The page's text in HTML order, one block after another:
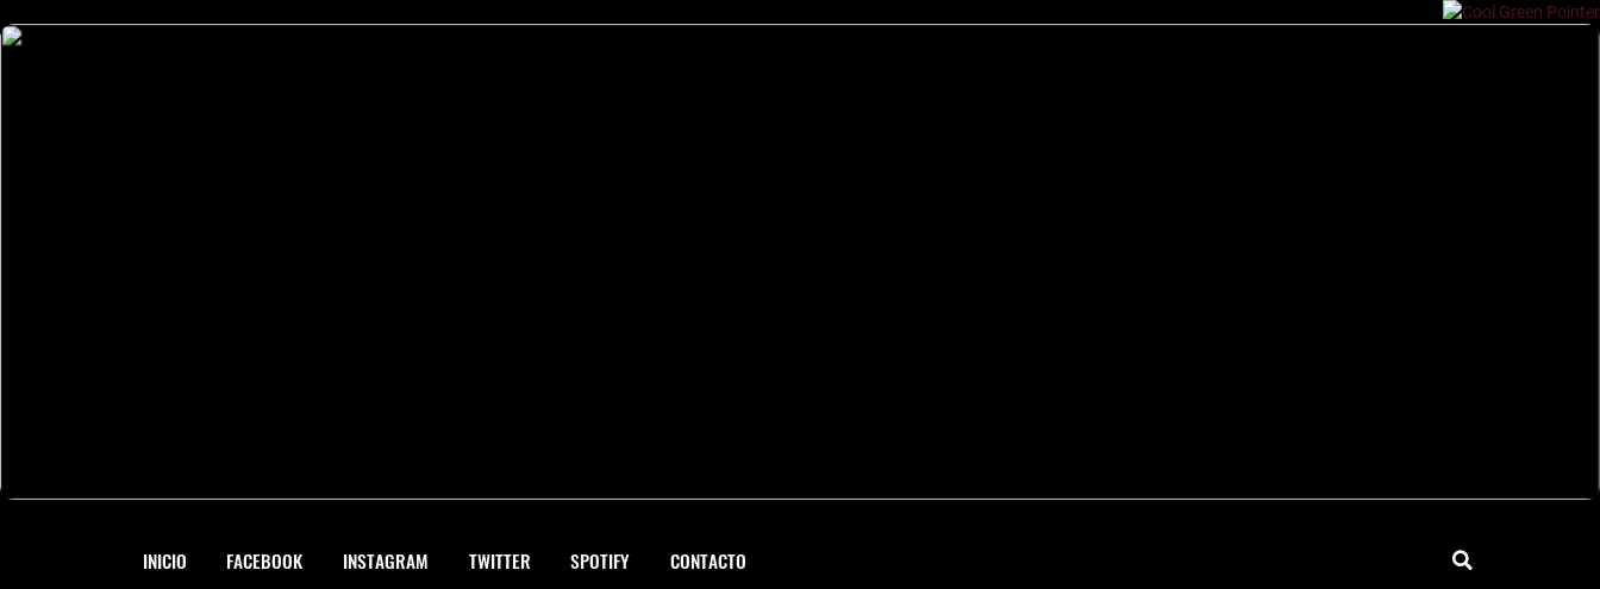
INICIO FACEBOOK INSTAGRAM TWITTER SPOTIFY CONTACTO